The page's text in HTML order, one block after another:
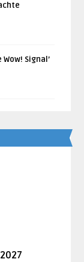
Signal’